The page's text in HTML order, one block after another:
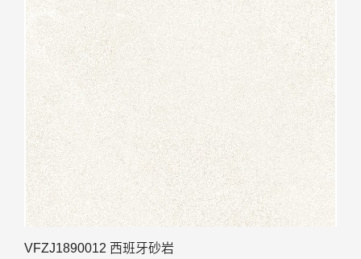
VFZJ1890012 西班牙砂岩